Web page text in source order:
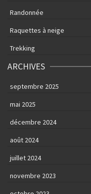
Randonnée
Raquettes à neige
Trekking
ARCHIVES
septembre 2025
mai 2025
décembre 2024
août 2024
juillet 2024
novembre 2023